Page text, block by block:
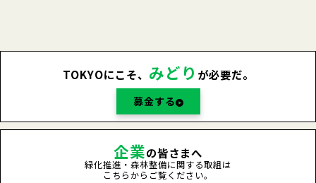
TOKYOにこそ、 みどり が必要だ。
募金する
企業の皆さまへ
緑化推進・森林整備に関する取組は
こちらからご覧ください。